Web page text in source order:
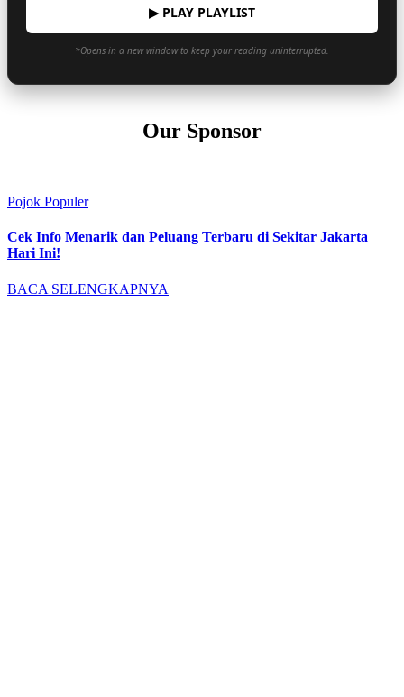
▶ PLAY PLAYLIST
*Opens in a new window to keep your reading uninterrupted.
Our Sponsor
Pojok Populer
Cek Info Menarik dan Peluang Terbaru di Sekitar Jakarta
Hari Ini!
BACA SELENGKAPNYA